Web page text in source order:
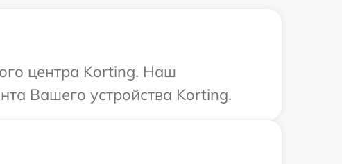
центра Korting. Наш
Вашего устройства Korting.